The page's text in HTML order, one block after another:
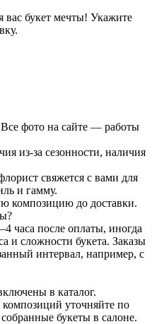
вас букет мечты! Укажите
Все фото на сайте — работы
из-за сезонности, наличия
свяжется с вами для
и гамму.
композицию до доставки.
часа после оплаты, иногда
и сложности букета. Заказы
интервал, например, с
в каталог.
уточняйте по
букеты в салоне.